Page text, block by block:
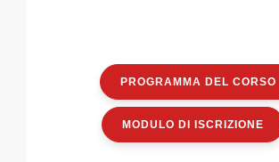
PROGRAMMA DEL CORSO
MODULO DI ISCRIZIONE